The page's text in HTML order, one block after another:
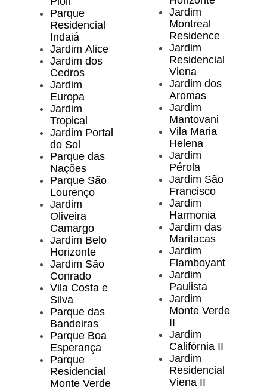
Parque
Residencial
Indaiá
Jardim Alice
Jardim dos
Cedros
Jardim
Europa
Jardim
Tropical
Jardim Portal
do Sol
Parque das
Nações
Parque São
Lourenço
Jardim
Oliveira
Camargo
Jardim Belo
Horizonte
Jardim São
Conrado
Vila Costa e
Silva
Parque das
Bandeiras
Parque Boa
Esperança
Parque
Residencial
Monte Verde
Jardim
Montreal
Residence
Jardim
Residencial
Viena
Jardim dos
Aromas
Jardim
Mantovani
Vila Maria
Helena
Jardim
Pérola
Jardim São
Francisco
Jardim
Harmonia
Jardim das
Maritacas
Jardim
Flamboyant
Jardim
Paulista
Jardim
Monte Verde
II
Jardim
Califórnia II
Jardim
Residencial
Viena II